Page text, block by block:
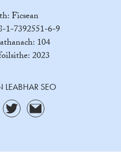
Ficsean
1-7392551-6-9
104
2023
LEABHAR SEO